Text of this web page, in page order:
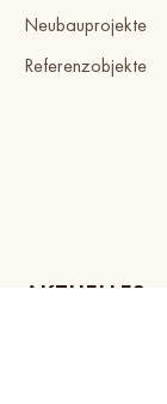
Neubauprojekte
Referenzobjekte
AKTUELLES